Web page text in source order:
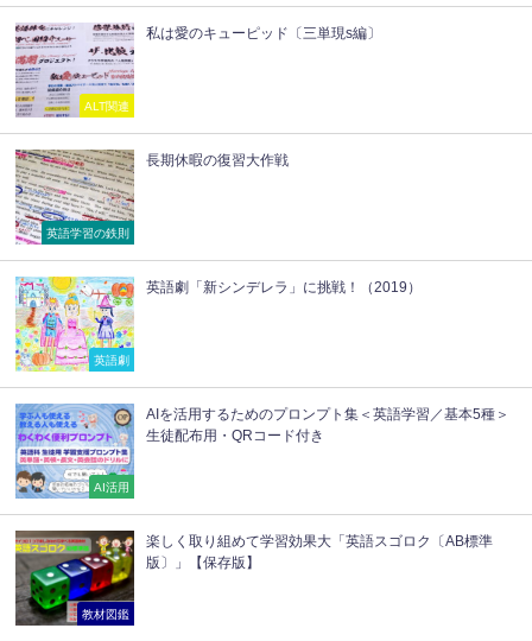
ALT関連
私は愛のキューピッド〔三単現s編〕
英語学習の鉄則
長期休暇の復習大作戦
英語劇
英語劇「新シンデレラ」に挑戦！（2019）
AI活用
AIを活用するためのプロンプト集＜英語学習／基本5種＞
生徒配布用・QRコード付き
教材図鑑
楽しく取り組めて学習効果大「英語スゴロク〔AB標準
版〕」【保存版】